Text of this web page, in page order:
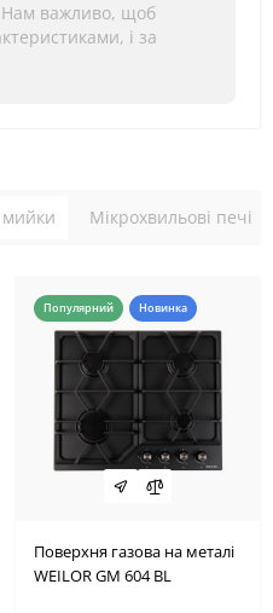
Нам важливо, щоб
і за
мийки Мікрохвильові печі
Популярний Новинка
Поверхня газова на металі
WEILOR GM 604 BL